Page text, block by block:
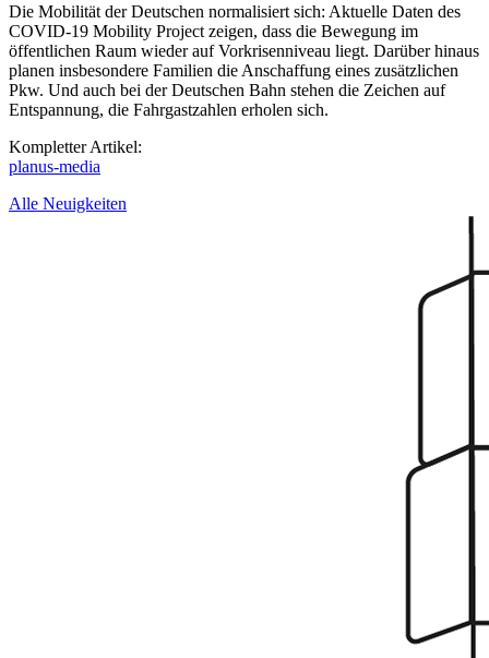
Die Mobilität der Deutschen normalisiert sich: Aktuelle Daten des
COVID-19 Mobility Project zeigen, dass die Bewegung im
öffentlichen Raum wieder auf Vorkrisenniveau liegt. Darüber hinaus
planen insbesondere Familien die Anschaffung eines zusätzlichen
Pkw. Und auch bei der Deutschen Bahn stehen die Zeichen auf
Entspannung, die Fahrgastzahlen erholen sich.
Kompletter Artikel:
planus-media
Alle Neuigkeiten